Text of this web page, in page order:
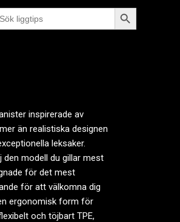
Sökknapp
inspirerade av
än realistiska designen
leksaker.
den modell du gillar mest
för det mest
för att välkomna dig
ergonomisk form för
och töjbart TPE,